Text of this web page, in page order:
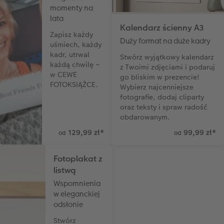
Dodatki do fotoksiążki
Dodatki do kalendarzy
momenty na
lata
Zapisz każdy
uśmiech, każdy
kadr, utrwal
każdą chwilę –
w CEWE
FOTOKSIĄŻCE.
od 129,99 zł*
Kalendarz ścienny A3
Duży format na duże kadry
Stwórz wyjątkowy kalendarz
z Twoimi zdjęciami i podaruj
go bliskim w prezencie!
Wybierz najcenniejsze
fotografie, dodaj cliparty
oraz teksty i spraw radość
obdarowanym.
od 99,99 zł*
Fotoplakat z
listwą
Wspomnienia
w eleganckiej
odsłonie
Stwórz